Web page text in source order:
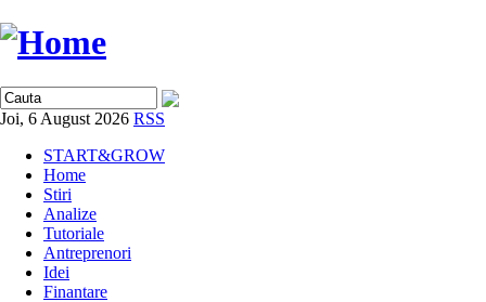
Joi, 6 August 2026 RSS
START&GROW
Home
Stiri
Analize
Tutoriale
Antreprenori
Idei
Finantare